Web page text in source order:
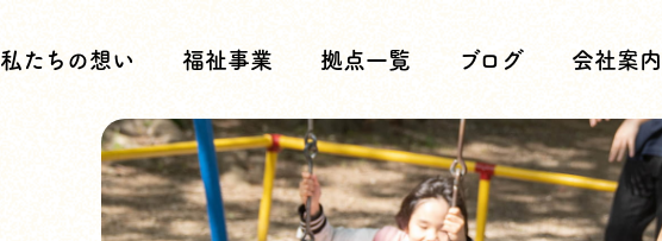
私たちの想い 福祉事業 拠点一覧 ブログ 会社案内